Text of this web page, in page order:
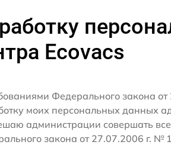
Ecovacs
Федерального
моих персональных данных
администрации совершать
закона от 27.07.2006